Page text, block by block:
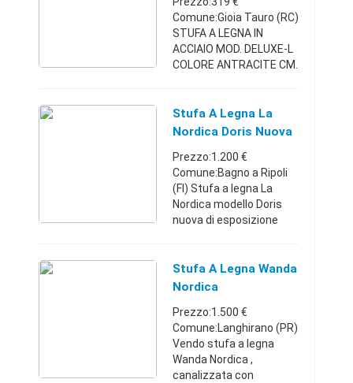
Comune:Gioia Tauro (RC)
STUFA A LEGNA IN
ACCIAIO MOD. DELUXE-L
COLORE ANTRACITE CM.
TECNICHE STUFA
ACCIAIO DELUXE-L
ACCIAIO FOCOLARE IN
REFRATT ...
Stufa A Legna La
Nordica Doris Nuova
Prezzo:1.200 €
Comune:Bagno a Ripoli
(FI) Stufa a legna La
Nordica modello Doris
nuova di esposizione
InstallazioneLibera
installazione Tipo di
Potenza600 ...
Stufa A Legna Wanda
Nordica
Prezzo:1.500 €
Comune:Langhirano (PR)
Vendo stufa a legna
Wanda Nordica ,
canalizzata con